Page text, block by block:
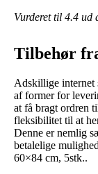
Vurderet til 4.4 ud
Tilbehør
Adskillige internet
af former for
at få bragt ordren
fleksibilitet til at
Denne er nemlig
betalelige
60×84 cm, 5stk..